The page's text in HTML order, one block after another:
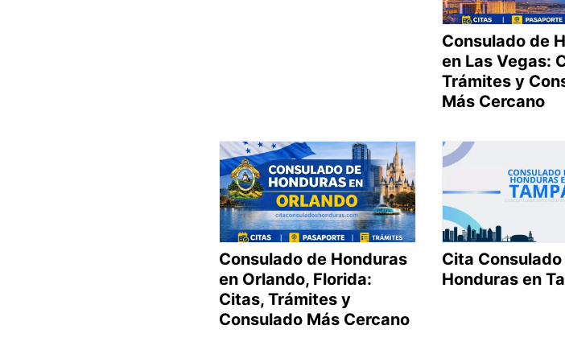
Consulado de
en Las Vegas:
Trámites y
Más Cercano
Consulado de Honduras
en Orlando, Florida:
Citas, Trámites y
Consulado Más Cercano
Cita
Honduras en